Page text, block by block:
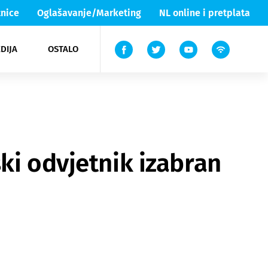
Oglašavanje/Marketing NL online i pretplata
OSTALO
Lika & Senj
TV
odvjetnik izabran